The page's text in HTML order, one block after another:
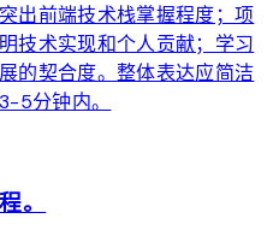
出前端技术栈掌握程度；项
技术实现和个人贡献；学习
的契合度。整体表达应简洁
5分钟内。
。